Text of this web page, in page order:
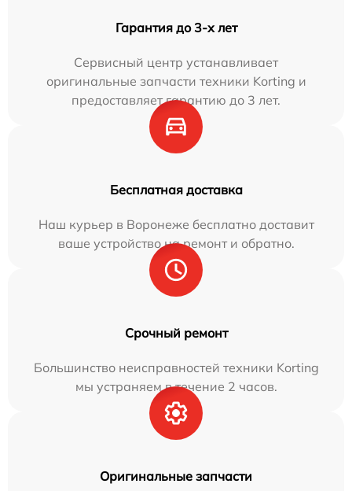
Гарантия до 3-х лет
Сервисный центр устанавливает
оригинальные запчасти техники Korting и
предоставляет гарантию до 3 лет.
Бесплатная доставка
Наш курьер в Воронеже бесплатно доставит
ваше устройство на ремонт и обратно.
Срочный ремонт
Большинство неисправностей техники Korting
мы устраняем в течение 2 часов.
Оригинальные запчасти